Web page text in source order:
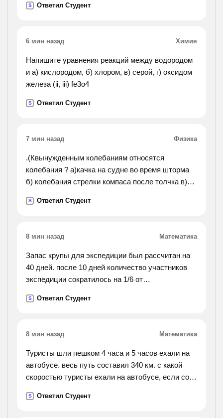
метров отставал в от а, когда а финишировал?
S Ответил Студент
6 мин назад Химия
Напишите уравнения реакций между водородом
и а) кислородом, б) хлором, в) серой, г) оксидом
железа (ii, iii) fe3o4
S Ответил Студент
7 мин назад Физика
.(Квынужденным колебаниям относятся
колебания ? а)качка на судне во время шторма
б) колебания стрелки компаса после толчка в)
мячиком г) колебания стрелки весов при
S Ответил Студент
8 мин назад Математика
Запас крупы для экспедиции был рассчитан на
40 дней. после 10 дней количество участников
экспедиции сократилось на 1/6 от
возросла на 1/8 от запланированной. на сколько
S Ответил Студент
8 мин назад Математика
Туристы шли пешком 4 часа и 5 часов ехали на
автобусе. весь путь составил 340 км. с какой
скоростью туристы ехали на автобусе, если со
составила 70 км/ч?
S Ответил Студент